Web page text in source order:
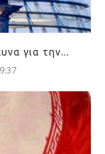
για την...